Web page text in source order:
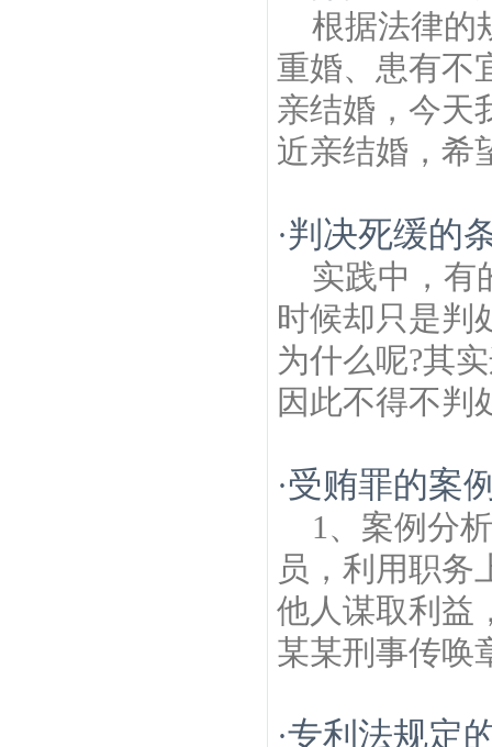
根据法律的
重婚、患有不
亲结婚，今天
近亲结婚，希
·判决死缓的
实践中，有
时候却只是判
为什么呢?其
因此不得不判
·受贿罪的案
1、案例分
员，利用职务
他人谋取利益
某某刑事传唤
·专利法规定